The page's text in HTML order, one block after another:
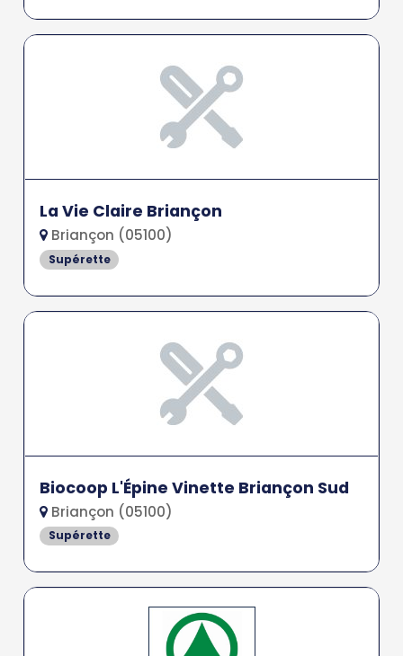
La Vie Claire Briançon
Briançon (05100)
Supérette
Biocoop L'Épine Vinette Briançon Sud
Briançon (05100)
Supérette